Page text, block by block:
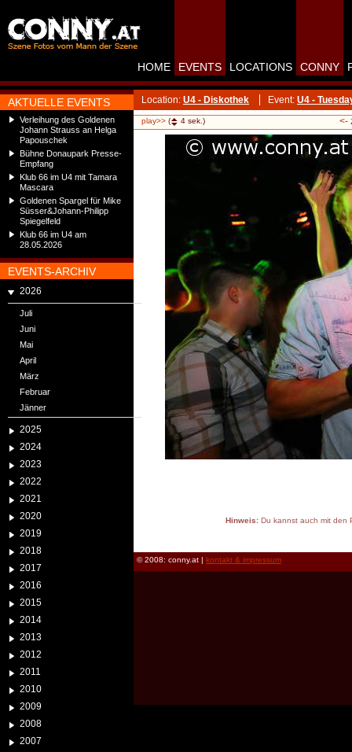
AKTUELLE EVENTS
Verleihung des Goldenen
Johann Strauss an Helga
Papouschek
Bühne Donaupark Presse-
Empfang
Klub 66 im U4 mit Tamara
Mascara
Goldenen Spargel für Mike
Süsser&Johann-Philipp
Spiegelfeld
Klub 66 im U4 am
28.05.2026
EVENTS-ARCHIV
2026
Juli
Juni
Mai
April
März
Februar
Jänner
2025
2024
2023
2022
2021
2020
2019
2018
2017
2016
2015
2014
2013
2012
2011
2010
2009
2008
2007
HOME EVENTS LOCATIONS CONNY
Location: U4 - Diskothek Event: U4 -
play>> ( 4 sek.) <-
Hinweis:Du kannst auch mit den
© 2008: conny.at | kontakt & impressum